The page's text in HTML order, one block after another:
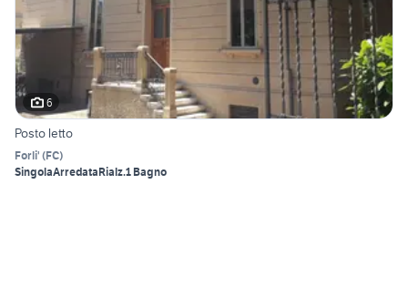
6
Posto letto
Forli' (FC)
SingolaArredataRialz.1 Bagno